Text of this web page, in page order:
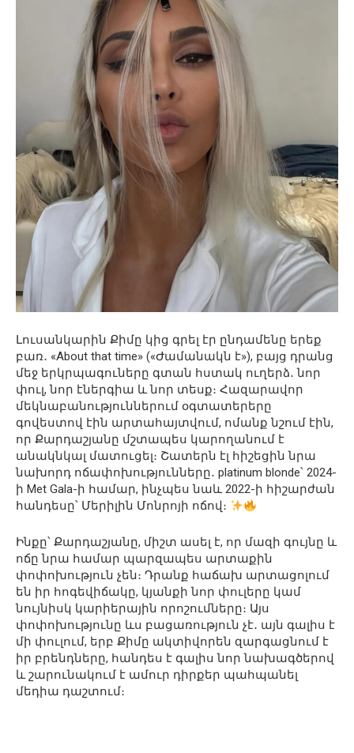
Լուսանկարին Քիմը կից գրել էր ընդամենը երեք
բառ․ «About that time» («Ժամանակն է»), բայց դրանց
մեջ երկրպագուները գտան հստակ ուղերձ․ նոր
փուլ, նոր էներգիա և նոր տեսք։ Հազարավոր
մեկնաբանություններում օգտատերերը
գովեստով էին արտահայտվում, ոմանք նշում էին,
որ Քարդաշյանը մշտապես կարողանում է
անակնկալ մատուցել։ Շատերն էլ հիշեցին նրա
նախորդ ոճափոխությունները․ platinum blonde՝ 2024-
ի Met Gala-ի համար, ինչպես նաև 2022-ի հիշարժան
հանդեսը՝ Մերիլին Մոնրոյի ոճով։
Ինքը՝ Քարդաշյանը, միշտ ասել է, որ մազի գույնը և
ոճը նրա համար պարզապես արտաքին
փոփոխություն չեն։ Դրանք հաճախ արտացոլում
են իր հոգեվիճակը, կյանքի նոր փուլերը կամ
նույնիսկ կարիերային որոշումները։ Այս
փոփոխությունը ևս բացառություն չէ․ այն գալիս է
մի փուլում, երբ Քիմը ակտիվորեն զարգացնում է
իր բրենդները, հանդես է գալիս նոր նախագծերով
և շարունակում է ամուր դիրքեր պահպանել
մեդիա դաշտում։